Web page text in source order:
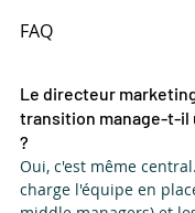
FAQ
Le directeur
transition manage-t-il
?
Oui, c'est même
charge l'équipe en